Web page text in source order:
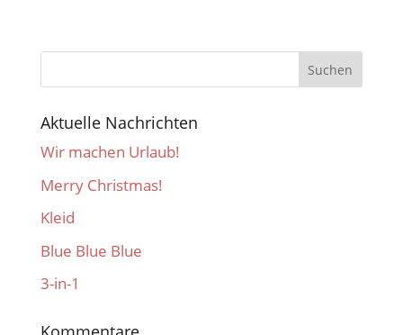
Aktuelle Nachrichten
Wir machen Urlaub!
Merry Christmas!
Kleid
Blue Blue Blue
3-in-1